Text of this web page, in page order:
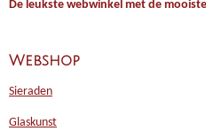
De leukste webwinkel met de
Webshop
Sieraden
Glaskunst